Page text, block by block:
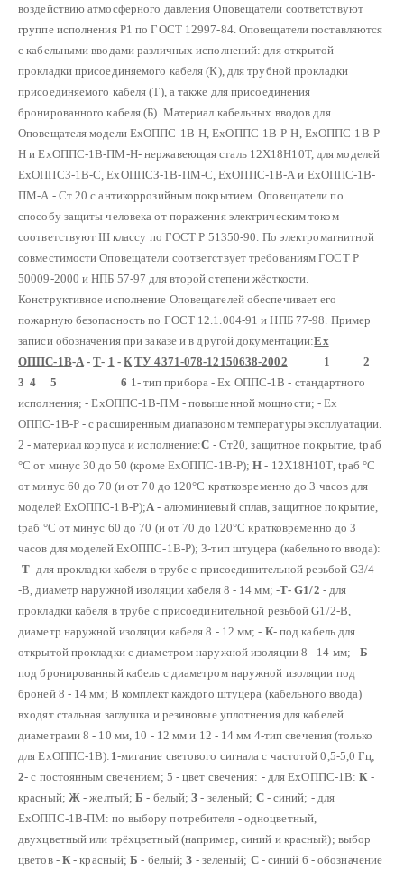
воздействию атмосферного давления Оповещатели соответствуют
группе исполнения Р1 по ГОСТ 12997-84. Оповещатели поставляются
с кабельными вводами различных исполнений: для открытой
прокладки присоединяемого кабеля (К), для трубной прокладки
присоединяемого кабеля (Т), а также для присоединения
бронированного кабеля (Б). Материал кабельных вводов для
Оповещателя модели ЕхОППС-1В-Н,ЕхОППС-1В-Р-Н, ЕхОППС-1В-Р-
Н и ЕхОППС-1В-ПМ-Н- нержавеющая сталь 12Х18Н10Т, для моделей
ЕхОППСЗ-1В-С, ЕхОППСЗ-1В-ПМ-С, ЕхОППС-1В-А и ЕхОППС-1В-
ПМ-А - Ст 20 с антикоррозийным покрытием. Оповещатели по
способу защиты человека от поражения электрическим током
соответствуют III классу по ГОСТ Р 51350-90. По электромагнитной
совместимости Оповещатели соответствует требованиям ГОСТ Р
50009-2000 и НПБ 57-97 для второй степени жёсткости.
Конструктивное исполнение Оповещателей обеспечивает его
пожарную безопасность по ГОСТ 12.1.004-91 и НПБ 77-98. Пример
записи обозначения при заказе и в другой документации:Ех
ОППС-1В-А-Т- 1 - К ТУ 4371-078-12150638-2002 1 2
3 4 5 6 1- тип прибора- Ех ОППС-1В - стандартного
исполнения; - ЕхОППС-1В-ПМ - повышенной мощности; - Ех
ОППС-1В-Р - с расширенным диапазоном температуры эксплуатации.
2 - материал корпуса и исполнение:С - Ст20, защитное покрытие, tраб
°С от минус 30 до 50 (кроме ЕхОППС-1В-Р);Н - 12Х18Н10Т, tраб °С
от минус 60 до 70 (и от 70 до 120°С кратковременно до 3 часов для
моделей ЕхОППС-1В-Р);А - алюминиевый сплав, защитное покрытие,
tраб °С от минус 60 до 70 (и от 70 до 120°С кратковременно до 3
часов для моделей ЕхОППС-1В-Р); 3-тип штуцера (кабельного ввода):
-Т- для прокладки кабеля в трубе с присоединительной резьбой G3/4
-В, диаметр наружной изоляции кабеля 8 - 14 мм; -Т- G1/2 - для
прокладки кабеля в трубе с присоединительной резьбой G1/2-В,
диаметр наружной изоляции кабеля 8 - 12 мм; - К- под кабель для
открытой прокладки с диаметром наружной изоляции 8 - 14 мм; -Б-
под бронированный кабель с диаметром наружной изоляции под
броней 8 - 14 мм; В комплект каждого штуцера (кабельного ввода)
входят стальная заглушка и резиновые уплотнения для кабелей
диаметрами 8 - 10 мм, 10 - 12 мм и 12 - 14 мм 4-тип свечения (только
для ЕхОППС-1В): 1-мигание светового сигнала с частотой 0,5-5,0 Гц;
2- с постоянным свечением; 5 - цвет свечения: - для ЕхОППС-1В:К -
красный; Ж - желтый;Б - белый;З - зеленый; С- синий; - для
ЕхОППС-1В-ПМ: по выбору потребителя - одноцветный,
двухцветный или трёхцветный (например, синий и красный); выбор
цветов - К - красный;Б - белый;З - зеленый; С- синий 6 - обозначение